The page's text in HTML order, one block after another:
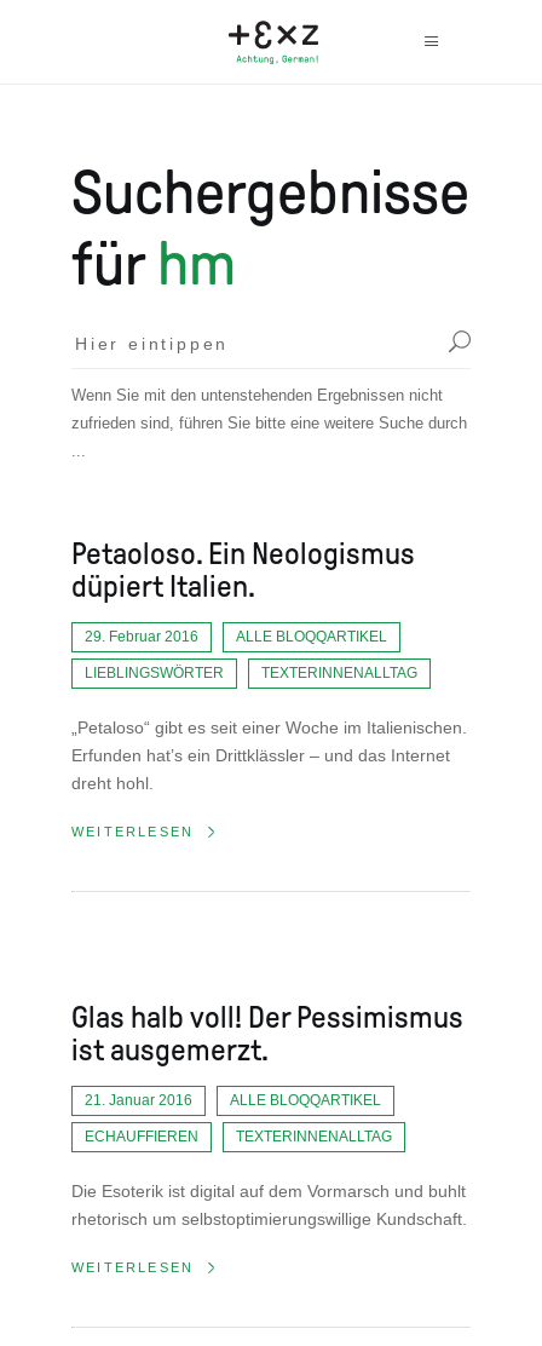
Suchergebnisse
für hm
Wenn Sie mit den untenstehenden Ergebnissen nicht
zufrieden sind, führen Sie bitte eine weitere Suche durch
...
Petaoloso. Ein Neologismus
düpiert Italien.
29. Februar 2016 ALLE BLOQQARTIKEL
LIEBLINGSWÖRTER TEXTERINNENALLTAG
„Petaloso“ gibt es seit einer Woche im Italienischen.
Erfunden hat’s ein Drittklässler – und das Internet
dreht hohl.
WEITERLESEN
Glas halb voll! Der Pessimismus
ist ausgemerzt.
21. Januar 2016 ALLE BLOQQARTIKEL
ECHAUFFIEREN TEXTERINNENALLTAG
Die Esoterik ist digital auf dem Vormarsch und buhlt
rhetorisch um selbstoptimierungswillige Kundschaft.
WEITERLESEN